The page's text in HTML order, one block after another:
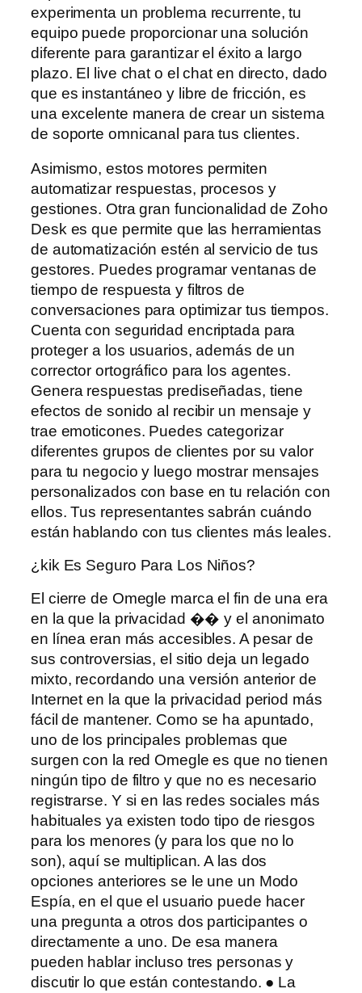
experimenta un problema recurrente, tu
equipo puede proporcionar una solución
diferente para garantizar el éxito a largo
plazo. El live chat o el chat en directo, dado
que es instantáneo y libre de fricción, es
una excelente manera de crear un sistema
de soporte omnicanal para tus clientes.
Asimismo, estos motores permiten
automatizar respuestas, procesos y
gestiones. Otra gran funcionalidad de Zoho
Desk es que permite que las herramientas
de automatización estén al servicio de tus
gestores. Puedes programar ventanas de
tiempo de respuesta y filtros de
conversaciones para optimizar tus tiempos.
Cuenta con seguridad encriptada para
proteger a los usuarios, además de un
corrector ortográfico para los agentes.
Genera respuestas prediseñadas, tiene
efectos de sonido al recibir un mensaje y
trae emoticones. Puedes categorizar
diferentes grupos de clientes por su valor
para tu negocio y luego mostrar mensajes
personalizados con base ​​en tu relación con
ellos. Tus representantes sabrán cuándo
están hablando con tus clientes más leales.
¿kik Es Seguro Para Los Niños?
El cierre de Omegle marca el fin de una era
en la que la privacidad �� y el anonimato
en línea eran más accesibles. A pesar de
sus controversias, el sitio deja un legado
mixto, recordando una versión anterior de
Internet en la que la privacidad period más
fácil de mantener. Como se ha apuntado,
uno de los principales problemas que
surgen con la red Omegle es que no tienen
ningún tipo de filtro y que no es necesario
registrarse. Y si en las redes sociales más
habituales ya existen todo tipo de riesgos
para los menores (y para los que no lo
son), aquí se multiplican. A las dos
opciones anteriores se le une un Modo
Espía, en el que el usuario puede hacer
una pregunta a otros dos participantes o
directamente a uno. De esa manera
pueden hablar incluso tres personas y
discutir lo que están contestando. ● La